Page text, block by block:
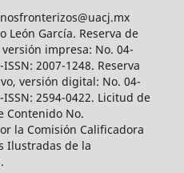
León García. Reserva de
impresa: No. 04-
2007-1248. Reserva
versión digital: No. 04-
2594-0422. Licitud de
Contenido No.
la Comisión Calificadora
Ilustradas de la